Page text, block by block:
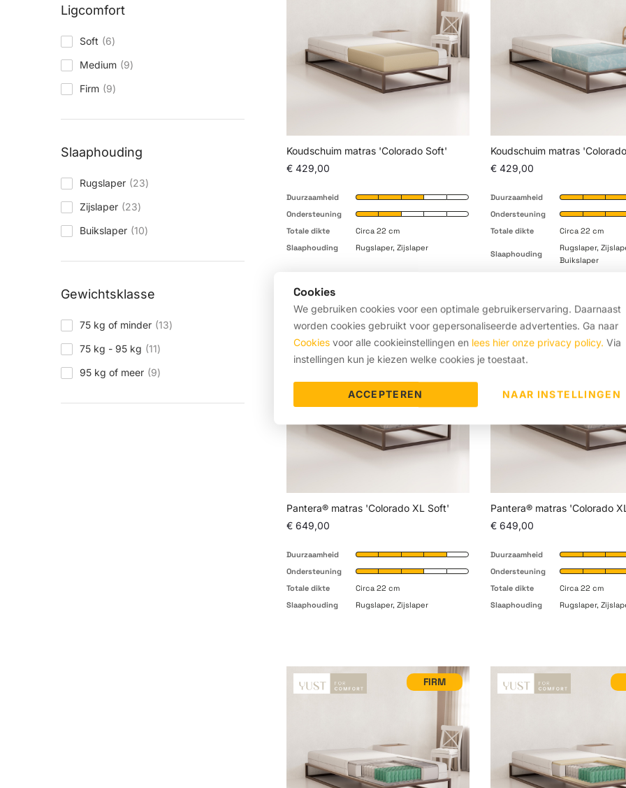
Cookies
We gebruiken cookies voor een optimale gebruikerservaring. Daarnaast
worden cookies gebruikt voor gepersonaliseerde advertenties. Ga naar
Cookies voor alle cookieinstellingen en lees hier onze privacy policy. Via
instellingen kun je kiezen welke cookies je toestaat.
ACCEPTEREN NAAR INSTELLINGEN
Koudschuim matras 'Colorado Soft'
€ 429,00
Duurzaamheid
Ondersteuning
Totale dikte
Circa 22 cm
Slaaphouding
Rugslaper, Zijslaper
Koudschuim matras
€ 429,00
Duurzaamheid
Ondersteuning
Totale dikte
Circa 22 cm
Slaaphouding
Rugslaper,
Buikslaper
SOFT
Pantera® matras 'Colorado XL Soft'
€ 649,00
Duurzaamheid
Ondersteuning
Totale dikte
Circa 22 cm
Slaaphouding
Rugslaper, Zijslaper
Pantera® matras 'Colorado
€ 649,00
Duurzaamheid
Ondersteuning
Totale dikte
Circa 22 cm
Slaaphouding
Rugslaper,
FIRM
Ligcomfort
Soft 6producten
Medium 9producten
Firm 9producten
Slaaphouding
Rugslaper 23producten
Zijslaper 23producten
Buikslaper 10producten
Gewichtsklasse
75 kg of minder 13producten
75 kg - 95 kg 11producten
95 kg of meer 9producten